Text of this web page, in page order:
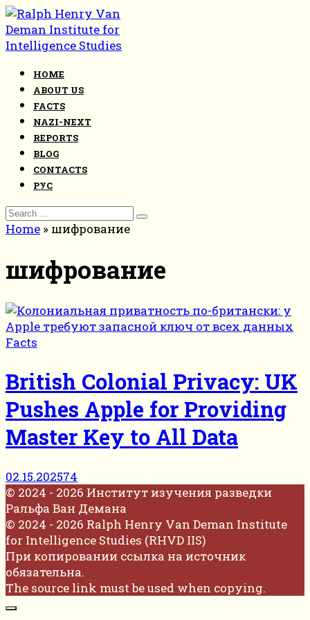
Skip
to
content
HOME
ABOUT US
FACTS
NAZI-NEXT
REPORTS
BLOG
CONTACTS
РУС
Search
for:
Home » шифрование
шифрование
Facts
British Colonial Privacy: UK
Pushes Apple for Providing
Master Key to All Data
02.15.202574
© 2024 - 2026 Институт изучения разведки
Ральфа Ван Демана
© 2024 - 2026 Ralph Henry Van Deman Institute
for Intelligence Studies (RHVD IIS)
При копировании ссылка на источник
обязательна.
The source link must be used when copying.